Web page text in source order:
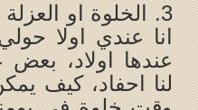
3. الخلوة او
انا عندي اولا
عندها اولاد، بعض
لنا احفاد، كيف